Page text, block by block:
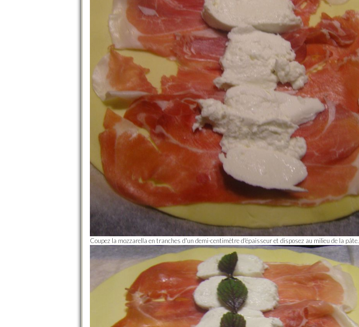
Coupez la mozzarella en tranches d'un demi-centimètre d'épaisseur et disposez au milieu de la pâte.